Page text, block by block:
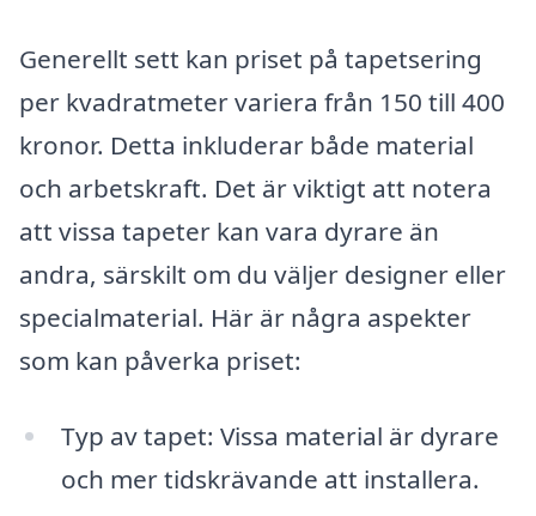
Generellt sett kan priset på tapetsering
per kvadratmeter variera från 150 till 400
kronor. Detta inkluderar både material
och arbetskraft. Det är viktigt att notera
att vissa tapeter kan vara dyrare än
andra, särskilt om du väljer designer eller
specialmaterial. Här är några aspekter
som kan påverka priset:
Typ av tapet: Vissa material är dyrare
och mer tidskrävande att installera.